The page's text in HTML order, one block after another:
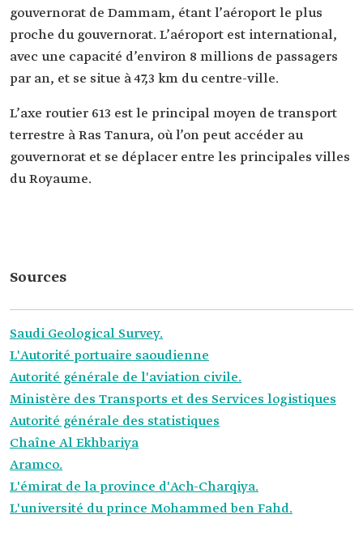
gouvernorat de Dammam, étant l’aéroport le plus
proche du gouvernorat. L’aéroport est international,
avec une capacité d’environ 8 millions de passagers
par an, et se situe à 47,3 km du centre-ville.
L’axe routier 613 est le principal moyen de transport
terrestre à Ras Tanura, où l’on peut accéder au
gouvernorat et se déplacer entre les principales villes
du Royaume.
Sources
Saudi Geological Survey.
L'Autorité portuaire saoudienne
Autorité générale de l'aviation civile.
Ministère des Transports et des Services logistiques
Autorité générale des statistiques
Chaîne Al Ekhbariya
Aramco.
L'émirat de la province d'Ach-Charqiya.
L'université du prince Mohammed ben Fahd.